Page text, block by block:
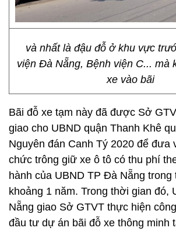
và nhất là đậu đỗ ở khu vực
viện Đà Nẵng, Bệnh viện C... mà
xe vào bãi
Bãi đỗ xe tạm này đã được Sở
giao cho UBND quận Thanh Khê
Nguyên đán Canh Tý 2020 để đưa
chức trông giữ xe ô tô có thu phí
hành của UBND TP Đà Nẵng trong
khoảng 1 năm. Trong thời gian đó,
Nẵng giao Sở GTVT thực hiện
đầu tư dự án bãi đỗ xe thông minh